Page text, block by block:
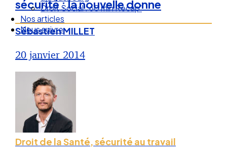
Droit Social : 60 min Recap’
Nos articles
Nous suivre
sécurité : la nouvelle donne
Sébastien MILLET
20 janvier 2014
Droit de la Santé, sécurité au travail